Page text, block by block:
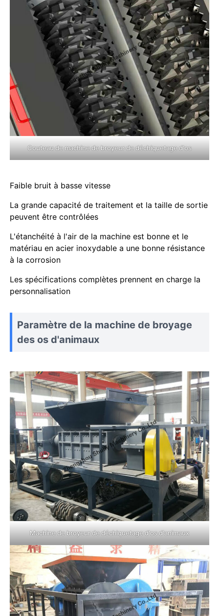
Couteau de machine de broyeur de déchiquetage d'os
Faible bruit à basse vitesse
La grande capacité de traitement et la taille de sortie
peuvent être contrôlées
L'étanchéité à l'air de la machine est bonne et le
matériau en acier inoxydable a une bonne résistance
à la corrosion
Les spécifications complètes prennent en charge la
personnalisation
Paramètre de la machine de broyage
des os d'animaux
Machine de broyeur de déchiquetage d'os d'animaux